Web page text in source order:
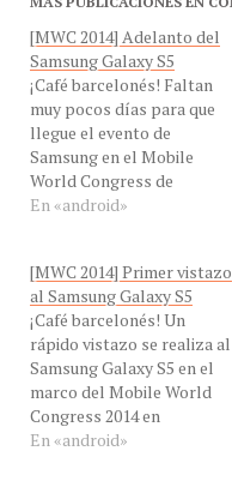
Samsung Galaxy S5
¡Café barcelonés! Faltan
muy pocos días para que
llegue el evento de
Samsung en el Mobile
World Congress de
Barcelona, de España, la
compañía ha lanzado un
muchas pistas de cómo
será el Samsung Galaxy S5.
Aparentemente este
nuevo smartphones es
resistentes al agua.
En «android»
al Samsung Galaxy S5
¡Café barcelonés! Un
rápido vistazo se realiza al
Samsung Galaxy S5 en el
marco del Mobile World
Congress 2014 en
Barcelona, España.
En «android»